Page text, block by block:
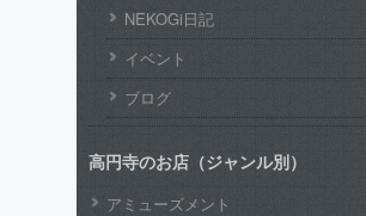
NEKOGi日記
イベント
ブログ
高円寺のお店（ジャンル別）
アミューズメント